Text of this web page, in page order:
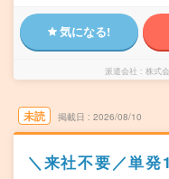
気になる!
派遣会社 株式
未読 掲載日 2026/08/10
＼来社不要／単